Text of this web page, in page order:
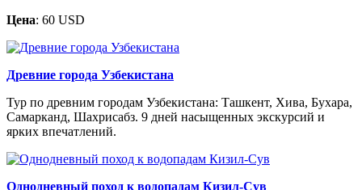
Цена: 60 USD
Древние города Узбекистана
Тур по древним городам Узбекистана: Ташкент, Хива, Бухара,
Самарканд, Шахрисабз. 9 дней насыщенных экскурсий и
ярких впечатлений.
Однодневный поход к водопадам Кизил-Сув